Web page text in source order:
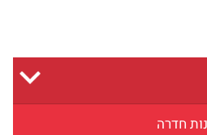
חדרה